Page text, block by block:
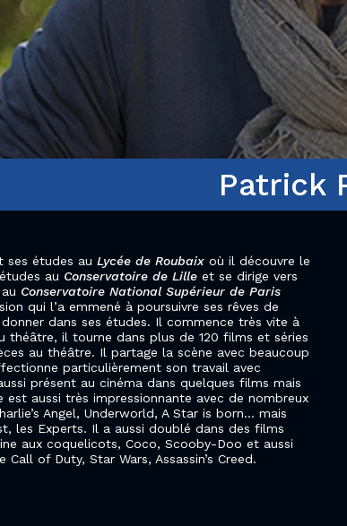
Patrick
ses études au Lycée de Roubaix où il découvre le
au Conservatoire de Lille et se dirige vers
Conservatoire National Supérieur de Paris
qui l’a emmené à poursuivre ses rêves de
dans ses études. Il commence très vite à
théâtre, il tourne dans plus de 120 films et séries
au théâtre. Il partage la scène avec beaucoup
particulièrement son travail avec
présent au cinéma dans quelques films mais
est aussi très impressionnante avec de nombreux
Angel, Underworld, A Star is born… mais
les Experts. Il a aussi doublé dans des films
aux coquelicots, Coco, Scooby-Doo et aussi
of Duty, Star Wars, Assassin’s Creed.